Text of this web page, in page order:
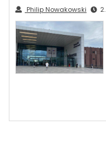
Philip Nowakowski